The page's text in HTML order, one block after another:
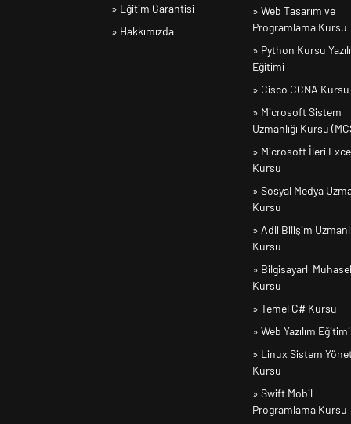
» Eğitim Garantisi
» Hakkımızda
» Web Tasarım ve
Programlama Kursu
» Python Kursu
Eğitimi
» Cisco CCNA Kursu
» Microsoft Sistem
Uzmanlığı Kursu
» Microsoft İleri
Kursu
» Sosyal Medya
Kursu
» Adli Bilişim
Kursu
» Bilgisayarlı
Kursu
» Temel C# Kursu
» Web Yazılım Eğitimi
» Linux Sistem
Kursu
» Swift Mobil
Programlama Kursu